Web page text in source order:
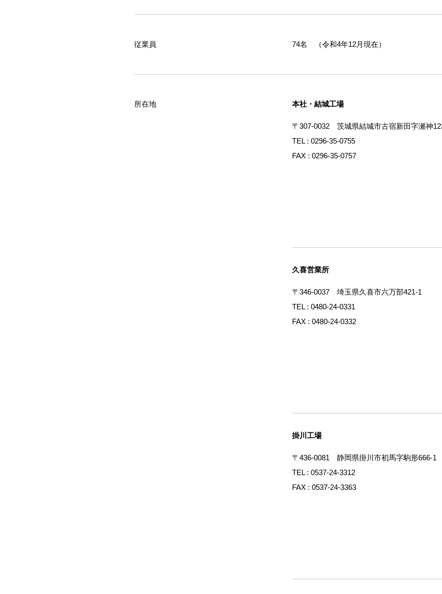
従業員 74名 （令和4年12月現在）
所在地 本社・結城工場
〒307-0032 茨城県結城市古宿新田字瀬神
TEL : 0296-35-0755
FAX : 0296-35-0757
久喜営業所
〒346-0037 埼玉県久喜市六万部421-1
TEL : 0480-24-0331
FAX : 0480-24-0332
掛川工場
〒436-0081 静岡県掛川市初馬字駒形666-1
TEL : 0537-24-3312
FAX : 0537-24-3363